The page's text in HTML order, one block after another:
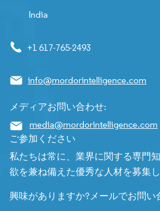
India
+1 617-765-2493
info@mordorintelligence.com
メディアお問い合わせ:
media@mordorintelligence.com
ご参加ください
私たちは常に、業界に関する専門
欲を兼ね備えた優秀な人材を募集し
興味がありますか?メールでお問い